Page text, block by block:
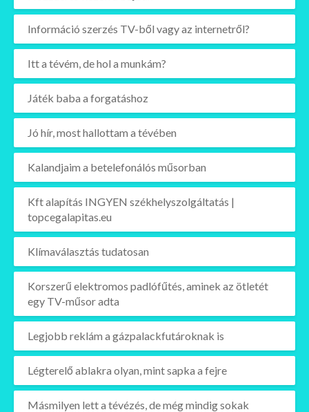
Információ szerzés TV-ből vagy az internetről?
Itt a tévém, de hol a munkám?
Játék baba a forgatáshoz
Jó hír, most hallottam a tévében
Kalandjaim a betelefonálós műsorban
Kft alapítás INGYEN székhelyszolgáltatás |
topcegalapitas.eu
Klímaválasztás tudatosan
Korszerű elektromos padlófűtés, aminek az ötletét
egy TV-műsor adta
Legjobb reklám a gázpalackfutároknak is
Légterelő ablakra olyan, mint sapka a fejre
Másmilyen lett a tévézés, de még mindig sokak